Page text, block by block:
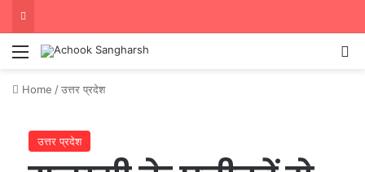
Menu
Home /उत्तर प्रदेश
उत्तर प्रदेश